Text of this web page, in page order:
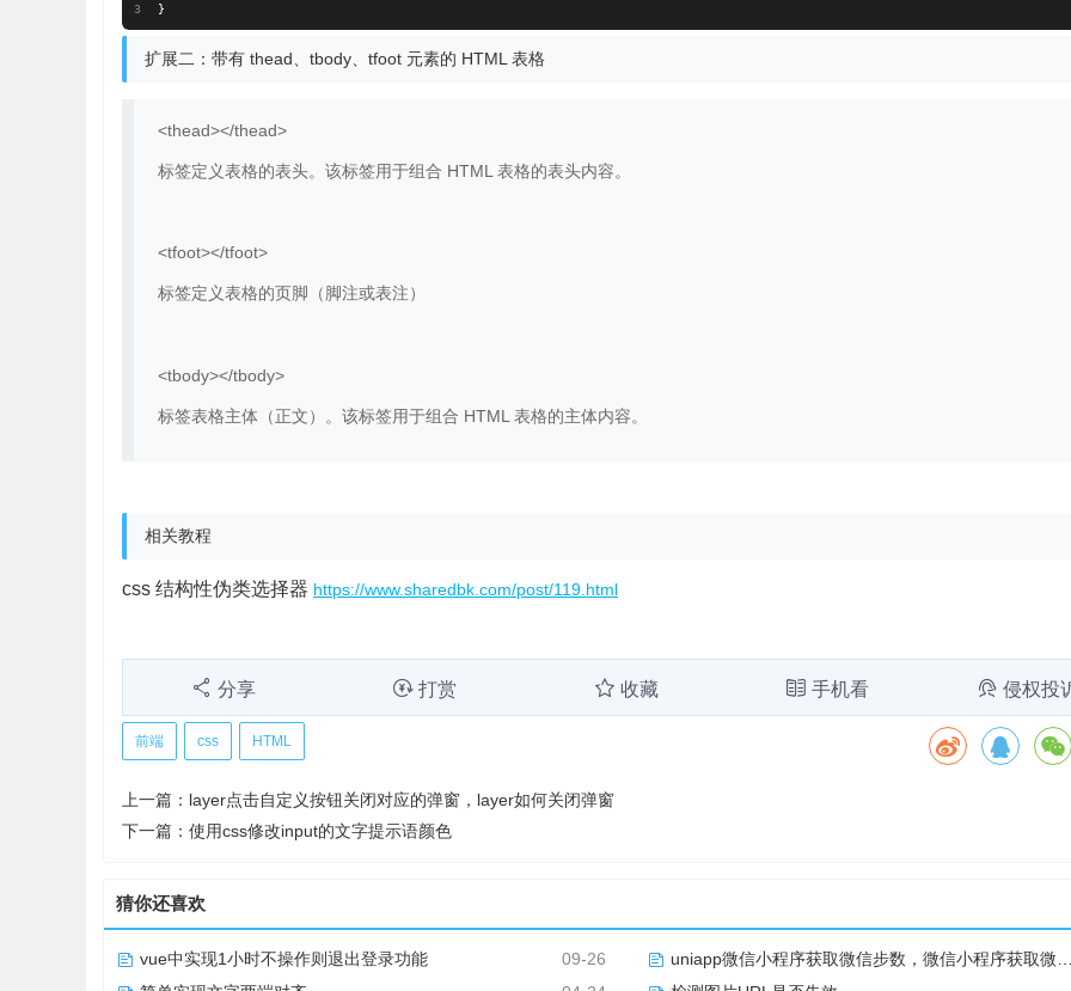
}
扩展二：带有 thead、tbody、tfoot 元素的 HTML 表格
<thead></thead>
标签定义表格的表头。该标签用于组合 HTML 表格的表头内容。
<tfoot></tfoot>
标签定义表格的页脚（脚注或表注）
<tbody></tbody>
标签表格主体（正文）。该标签用于组合 HTML 表格的主体内容。
相关教程
css 结构性伪类选择器 https://www.sharedbk.com/post/119.html
分享 打赏 收藏 手机看 侵权投
前端 css HTML
上一篇： layer点击自定义按钮关闭对应的弹窗，layer如何关闭弹窗
下一篇： 使用css修改input的文字提示语颜色
猜你还喜欢
09-26
vue中实现1小时不操作则退出登录功能
uniapp微信小程序获取微信步数，微信小程序获取微信步数完整版